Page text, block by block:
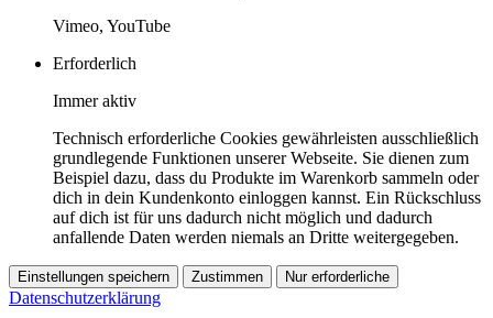
Vimeo, YouTube
Erforderlich
Immer aktiv
Technisch erforderliche Cookies gewährleisten ausschließlich
grundlegende Funktionen unserer Webseite. Sie dienen zum
Beispiel dazu, dass du Produkte im Warenkorb sammeln oder
dich in dein Kundenkonto einloggen kannst. Ein Rückschluss
auf dich ist für uns dadurch nicht möglich und dadurch
anfallende Daten werden niemals an Dritte weitergegeben.
Einstellungen speichern Zustimmen Nur erforderliche
Datenschutzerklärung